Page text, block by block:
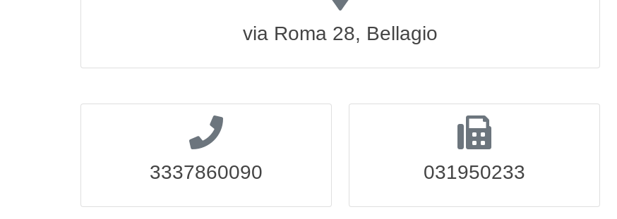
via Roma 28, Bellagio
3337860090 031950233